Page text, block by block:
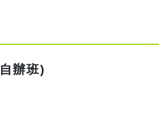
辦班)